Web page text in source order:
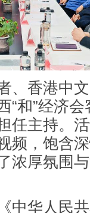
香港中文
“和”经济
任主持。
频，饱含
浓厚氛围
华人民共